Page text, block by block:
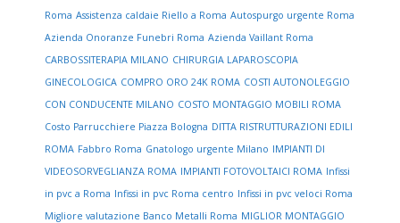
Roma Assistenza caldaie Riello a Roma Autospurgo urgente Roma
Azienda Onoranze Funebri Roma Azienda Vaillant Roma
CARBOSSITERAPIA MILANO CHIRURGIA LAPAROSCOPIA
GINECOLOGICA COMPRO ORO 24K ROMA COSTI AUTONOLEGGIO
CON CONDUCENTE MILANO COSTO MONTAGGIO MOBILI ROMA
Costo Parrucchiere Piazza Bologna DITTA RISTRUTTURAZIONI EDILI
ROMA Fabbro Roma Gnatologo urgente Milano IMPIANTI DI
VIDEOSORVEGLIANZA ROMA IMPIANTI FOTOVOLTAICI ROMA Infissi
in pvc a Roma Infissi in pvc Roma centro Infissi in pvc veloci Roma
Migliore valutazione Banco Metalli Roma MIGLIOR MONTAGGIO